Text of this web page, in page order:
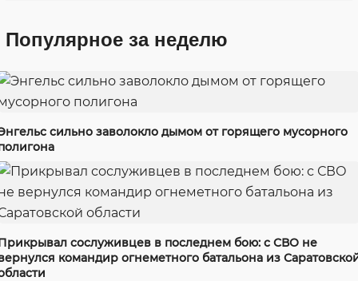
Популярное за неделю
сильно заволокло дымом от горящего мусорного
сослуживцев в последнем бою: с СВО не
командир огнеметного батальона из